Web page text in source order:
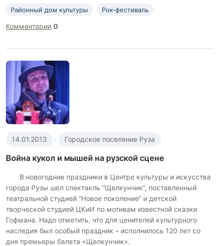
Районный дом культуры Рок-фестиваль
Комментарии 0
14.01.2013 · Городское поселение Руза
Война кукол и мышей на рузской сцене
В новогодние праздники в Центре культуры и искусства
города Рузы шел спектакль “Щелкунчик”, поставленный
театральной студией “Новое поколение” и детской
творческой студией ЦКиИ по мотивам известной сказки
Гофмана. Надо отметить, что для ценителей культурного
наследия был особый праздник – исполнилось 120 лет со
дня премьеры балета «Щелкунчик».